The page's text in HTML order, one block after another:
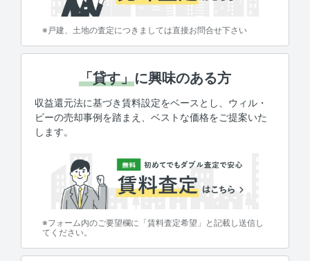
※戸建、土地の査定につきましては直接お問合せ下さい
「貸す」に興味のある方
収益還元法に基づき賃料設定をベースとし、ウィル・
ビーの売却事例を踏まえ、ベストな価格をご提案いた
します。
※フォーム内のご要望欄に「賃料査定希望」と記載し送信し
てください。